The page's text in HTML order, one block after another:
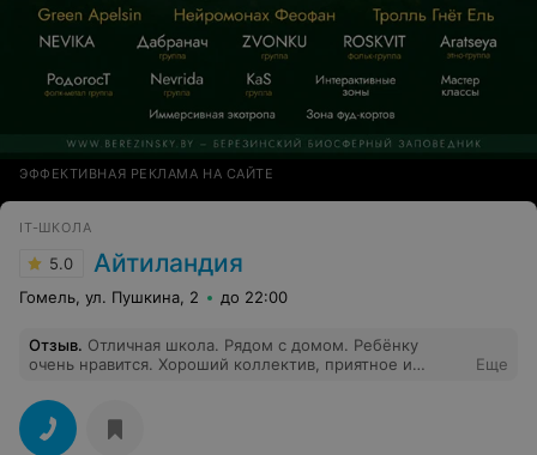
ЭФФЕКТИВНАЯ РЕКЛАМА НА САЙТЕ
IT-ШКОЛА
5.0 Айтиландия
Гомель, ул. Пушкина, 2 до 22:00
Отзыв. Отличная школа. Рядом с домом. Ребёнку
очень нравится. Хороший коллектив, приятное и
преподаватели.
Еще